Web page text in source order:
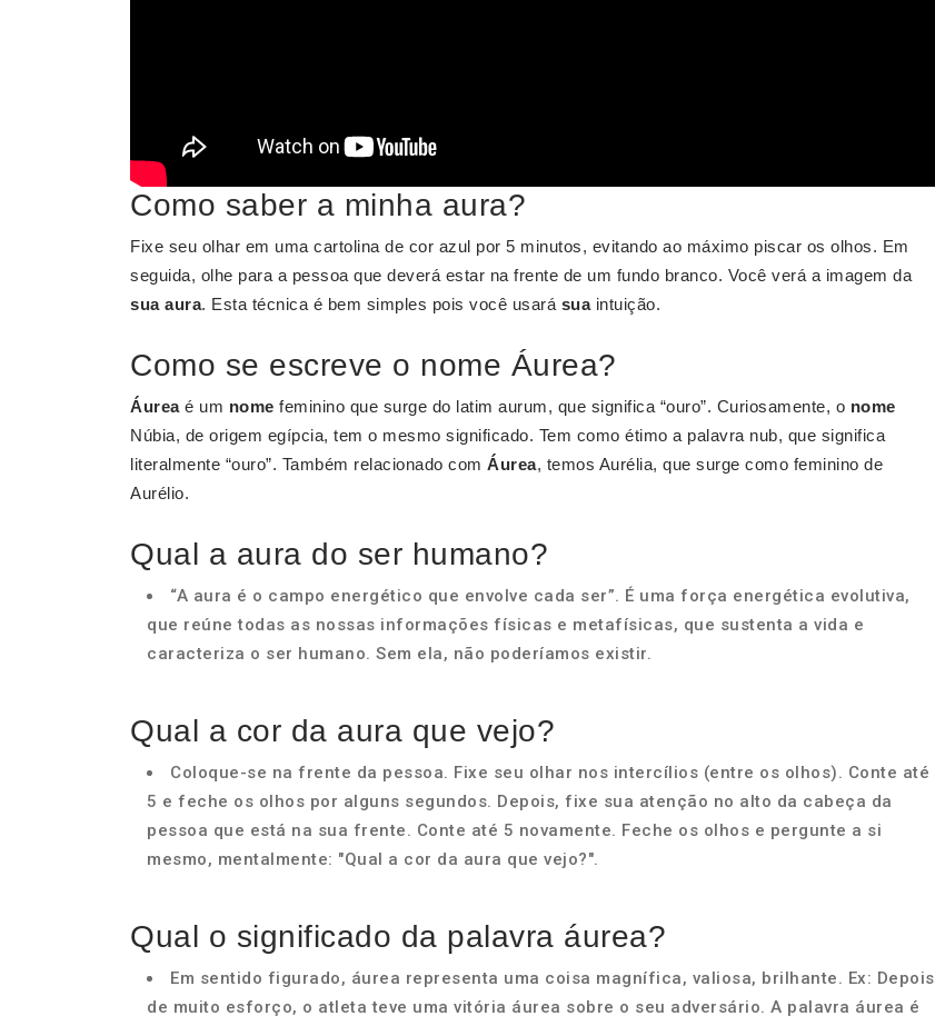
Como saber a minha aura?
Fixe seu olhar em uma cartolina de cor azul por 5 minutos, evitando ao máximo piscar os olhos. Em
seguida, olhe para a pessoa que deverá estar na frente de um fundo branco. Você verá a imagem da
sua aura. Esta técnica é bem simples pois você usará suaintuição.
Como se escreve o nome Áurea?
Áureaé um nome feminino que surge do latim aurum, que significa “ouro”. Curiosamente, o nome
Núbia, de origem egípcia, tem o mesmo significado. Tem como étimo a palavra nub, que significa
literalmente “ouro”. Também relacionado com Áurea, temos Aurélia, que surge como feminino de
Aurélio.
Qual a aura do ser humano?
“A aura é o campo energético que envolve cada ser”. É uma força energética evolutiva,
que reúne todas as nossas informações físicas e metafísicas, que sustenta a vida e
caracteriza o ser humano. Sem ela, não poderíamos existir.
Qual a cor da aura que vejo?
Coloque-se na frente da pessoa. Fixe seu olhar nos intercílios (entre os olhos). Conte até
5 e feche os olhos por alguns segundos. Depois, fixe sua atenção no alto da cabeça da
pessoa que está na sua frente. Conte até 5 novamente. Feche os olhos e pergunte a si
mesmo, mentalmente: "Qual a cor da aura que vejo?".
Qual o significado da palavra áurea?
Em sentido figurado, áurea representa uma coisa magnífica, valiosa, brilhante. Ex: Depois
de muito esforço, o atleta teve uma vitória áurea sobre o seu adversário. A palavra áurea é